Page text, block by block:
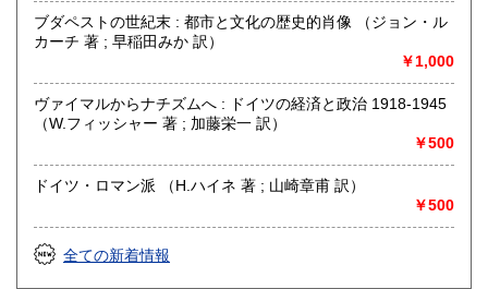
ブダペストの世紀末 : 都市と文化の歴史的肖像 （ジョン・ル
カーチ 著 ; 早稲田みか 訳）
￥1,000
ヴァイマルからナチズムへ : ドイツの経済と政治 1918-1945
（W.フィッシャー 著 ; 加藤栄一 訳）
￥500
ドイツ・ロマン派 （H.ハイネ 著 ; 山崎章甫 訳）
￥500
全ての新着情報